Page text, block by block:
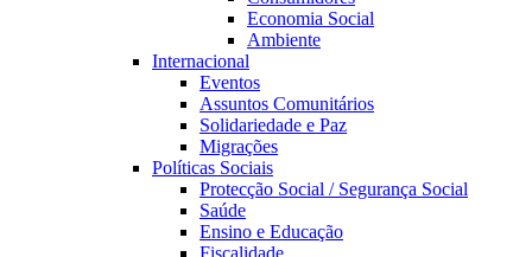
Economia Social
Ambiente
Internacional
Eventos
Assuntos Comunitários
Solidariedade e Paz
Migrações
Políticas Sociais
Protecção Social / Segurança Social
Saúde
Ensino e Educação
Fiscalidade